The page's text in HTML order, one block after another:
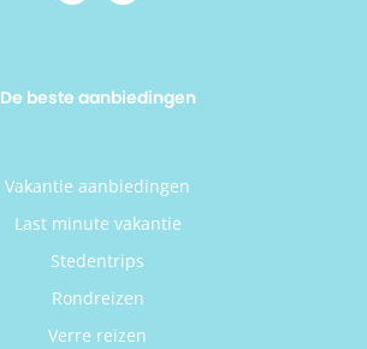
De beste aanbiedingen
Vakantie aanbiedingen
Last minute vakantie
Stedentrips
Rondreizen
Verre reizen